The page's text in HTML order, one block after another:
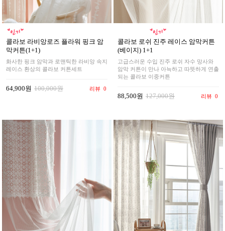
콜라보 라비앙로즈 플라워 핑크 암
막커튼(1+1)
화사한 핑크 암막과 로맨틱한 라비앙 속지
레이스 환상의 콜라보 커튼세트
64,900원 100,000원 리뷰 0
콜라보 로쉬 진주 레이스 암막커튼
(베이지) 1+1
고급스러운 수입 진주 로쉬 자수 망사와
암막 커튼이 만나 아늑하고 따뜻하게 연출
되는 콜라보 이중커튼
88,500원 127,000원 리뷰 0